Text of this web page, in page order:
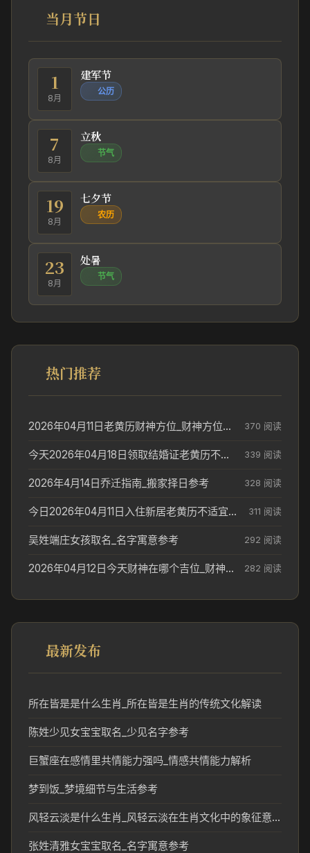
当月节日
1
8月
建军节
公历
7
8月
立秋
节气
19
8月
七夕节
农历
23
8月
处暑
节气
热门推荐
2026年04月11日老黄历财神方位_财神方位与供奉讲究 370 阅读
今天2026年04月18日领取结婚证老黄历不适合吗_领证日期参考 339 阅读
2026年4月14日乔迁指南_搬家择日参考 328 阅读
今日2026年04月11日入住新居老黄历不适宜吗_搬家择日参考 311 阅读
吴姓端庄女孩取名_名字寓意参考 292 阅读
2026年04月12日今天财神在哪个吉位_财神方位参考 282 阅读
最新发布
所在皆是是什么生肖_所在皆是生肖的传统文化解读
陈姓少见女宝宝取名_少见名字参考
巨蟹座在感情里共情能力强吗_情感共情能力解析
梦到饭_梦境细节与生活参考
风轻云淡是什么生肖_风轻云淡在生肖文化中的象征意义
张姓清雅女宝宝取名_名字寓意参考